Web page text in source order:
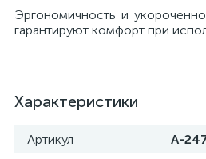
Эргономичность и
гарантируют комфорт при
Характеристики
Артикул
A-